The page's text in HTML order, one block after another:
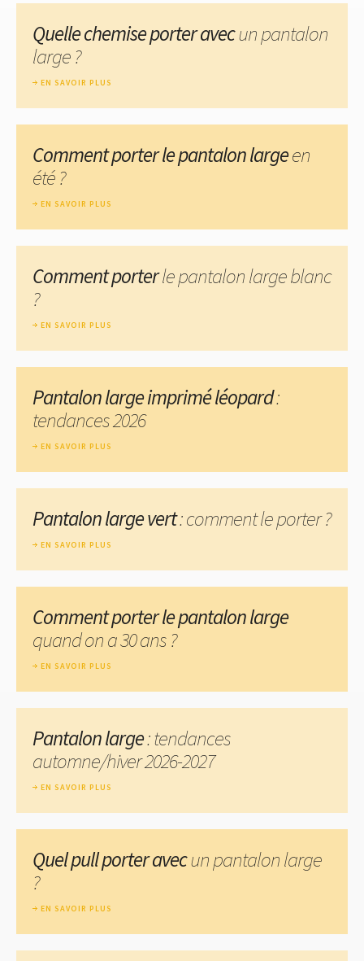
Quelle chemise porter avecun pantalon
large ?
EN SAVOIR PLUS
Comment porter le pantalon largeen
été ?
EN SAVOIR PLUS
Comment porterle pantalon large blanc
?
EN SAVOIR PLUS
Pantalon large imprimé léopard:
tendances 2026
EN SAVOIR PLUS
Pantalon large vert: comment le porter ?
EN SAVOIR PLUS
Comment porter le pantalon large
quand on a 30 ans ?
EN SAVOIR PLUS
Pantalon large: tendances
automne/hiver 2026-2027
EN SAVOIR PLUS
Quel pull porter avecun pantalon large
?
EN SAVOIR PLUS